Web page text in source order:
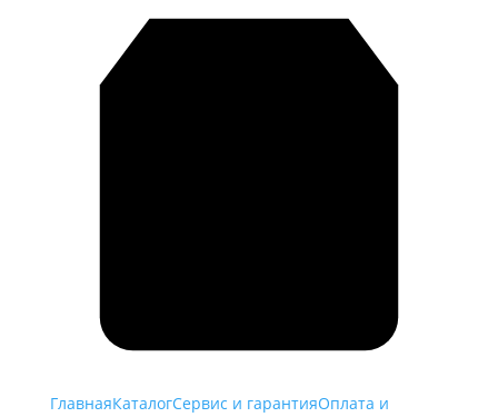
ГлавнаяКаталогСервис и гарантияОплата и